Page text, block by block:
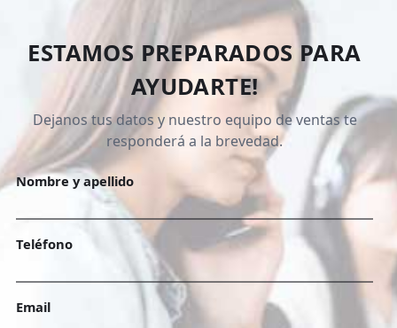
ESTAMOS PREPARADOS PARA
AYUDARTE!
Dejanos tus datos y nuestro equipo de ventas te
responderá a la brevedad.
Nombre y apellido
Teléfono
Email